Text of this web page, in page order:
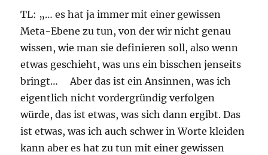
TL: „… es hat ja immer mit einer gewissen
Meta-Ebene zu tun, von der wir nicht genau
wissen, wie man sie definieren soll, also wenn
etwas geschieht, was uns ein bisschen jenseits
bringt… Aber das ist ein Ansinnen, was ich
eigentlich nicht vordergründig verfolgen
würde, das ist etwas, was sich dann ergibt. Das
ist etwas, was ich auch schwer in Worte kleiden
kann aber es hat zu tun mit einer gewissen